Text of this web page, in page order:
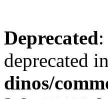
Deprecated
deprecated in
dinos/